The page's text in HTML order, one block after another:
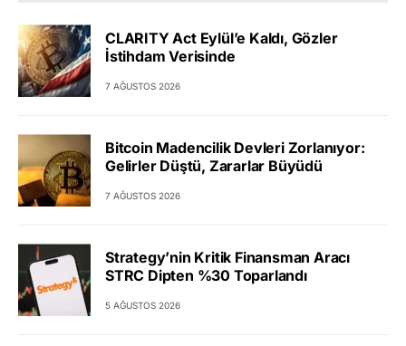
CLARITY Act Eylül’e Kaldı, Gözler
İstihdam Verisinde
7 AĞUSTOS 2026
Bitcoin Madencilik Devleri Zorlanıyor:
Gelirler Düştü, Zararlar Büyüdü
7 AĞUSTOS 2026
Strategy’nin Kritik Finansman Aracı
STRC Dipten %30 Toparlandı
5 AĞUSTOS 2026